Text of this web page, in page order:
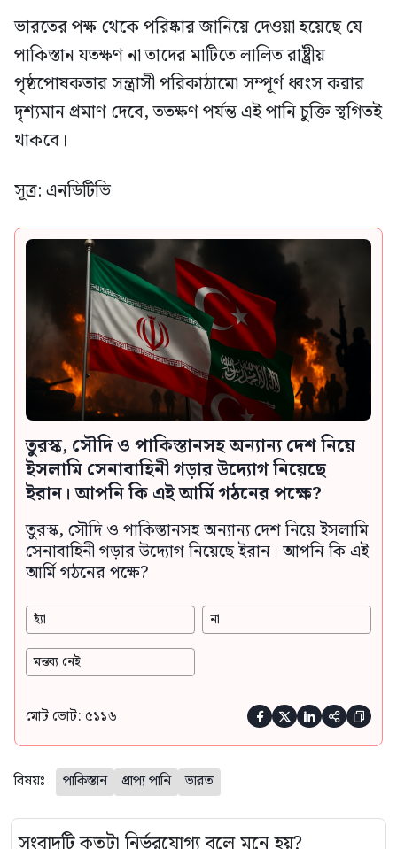
ভারতের পক্ষ থেকে পরিষ্কার জানিয়ে দেওয়া হয়েছে যে
পাকিস্তান যতক্ষণ না তাদের মাটিতে লালিত রাষ্ট্রীয়
পৃষ্ঠপোষকতার সন্ত্রাসী পরিকাঠামো সম্পূর্ণ ধ্বংস করার
দৃশ্যমান প্রমাণ দেবে, ততক্ষণ পর্যন্ত এই পানি চুক্তি স্থগিতই
থাকবে।
সূত্র: এনডিটিভি
তুরস্ক, সৌদি ও পাকিস্তানসহ অন্যান্য দেশ নিয়ে
ইসলামি সেনাবাহিনী গড়ার উদ্যোগ নিয়েছে
ইরান। আপনি কি এই আর্মি গঠনের পক্ষে?
তুরস্ক, সৌদি ও পাকিস্তানসহ অন্যান্য দেশ নিয়ে ইসলামি
সেনাবাহিনী গড়ার উদ্যোগ নিয়েছে ইরান। আপনি কি এই
আর্মি গঠনের পক্ষে?
হ্যাঁ না
মন্তব্য নেই
মোট ভোট: ৫১১৬     
বিষয়ঃ পাকিস্তান প্রাপ্য পানি ভারত